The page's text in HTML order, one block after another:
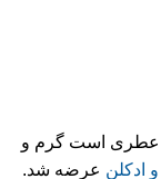
عطر و ادکلن آگنر کارا میا-aigner Cara Mia عطری است گرم و
ادکلن عرضه شد.